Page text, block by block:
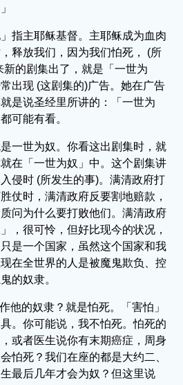
指主耶稣基督。主耶稣成为血肉
释放我们，因为我们怕死， (所
新的剧集出了，就是「一世为
出现 (这剧集的)广告。她在广告
是说圣经里所讲的：「一世为
可能有看。
一世为奴。你看这出剧集时，就
在「一世为奴」中。这个剧集讲
侵时 (所发生的事)。满清政府打
仗时，满清政府反要割地赔款，
问为什么要打败他们。满清政府
，很可怜，但好比现今的状况，
是一个国家，虽然这个国家和我
在全世界的人是被魔鬼欺负、控
的奴隶。
他的奴隶？就是怕死。「害怕」
。你可能说，我不怕死。怕死的
或者医生说你有末期癌症，周身
怕死？我们在座的都是大约二、
最后几年才会为奴？但这里说